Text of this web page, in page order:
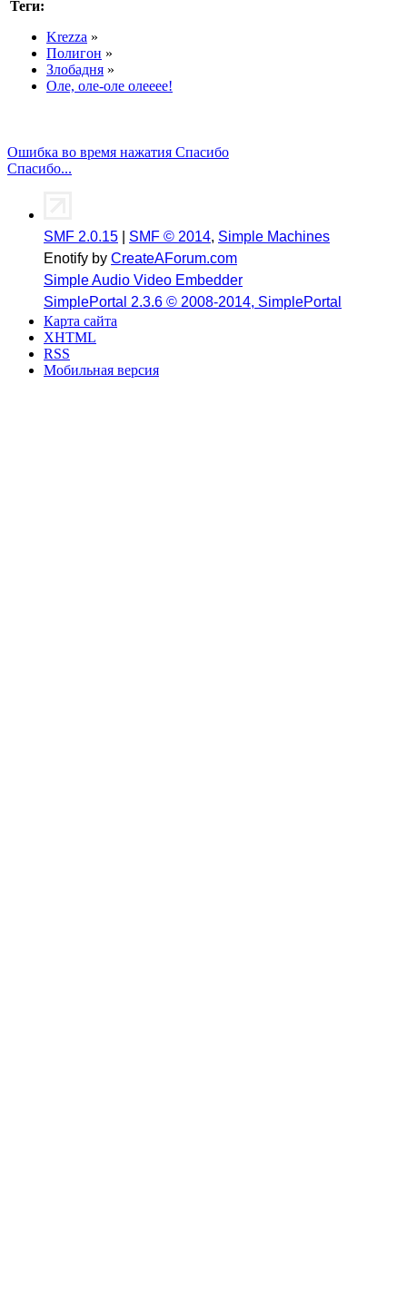
Теги:
Krezza »
Полигон »
Злобадня »
Оле, оле-оле олееее!
Ошибка во время нажатия Спасибо
Спасибо...
SMF 2.0.15 SMF © 2014, Simple Machines
Enotify by CreateAForum.com
Simple Audio Video Embedder
SimplePortal 2.3.6 © 2008-2014, SimplePortal
Карта сайта
XHTML
RSS
Мобильная версия